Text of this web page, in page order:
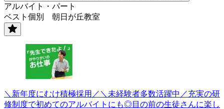
アルバイト・パート
ベスト個別 朝日が丘教室
＼新年度にむけ積極採用／＼未経験者多数活躍中／充実の研
修制度で初めてのアルバイトにも◎目の前の生徒さんに楽し